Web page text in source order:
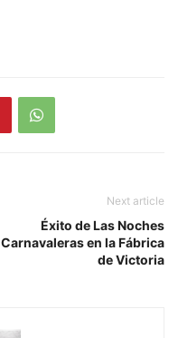
Next article
Éxito de Las Noches
Carnavaleras en la Fábrica
de Victoria